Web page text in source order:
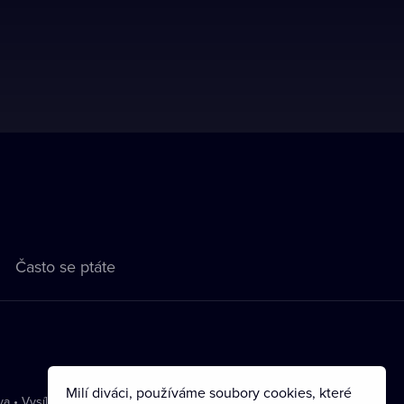
Často se ptáte
Milí diváci, používáme soubory cookies, které